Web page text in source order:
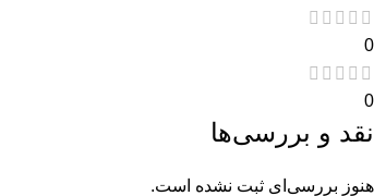
0
0
نقد و بررسی‌ها
هنوز بررسی‌ای ثبت نشده است.